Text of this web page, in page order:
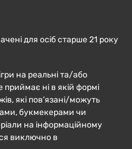
для осіб старше 21 року
на реальні та/або
приймає ні в якій формі
які пов’язані/можуть
букмекерами чи
на інформаційному
виключно в